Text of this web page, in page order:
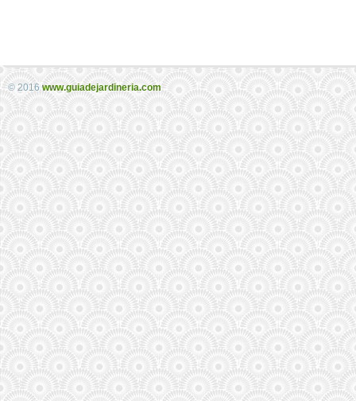
© 2016 www.guiadejardineria.com